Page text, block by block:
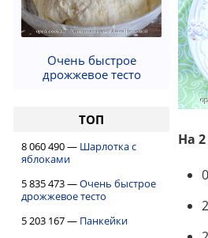
Очень быстрое
дрожжевое тесто
ТОП
8 060 490 — Шарлотка с
яблоками
5 835 473 —Очень быстрое
дрожжевое тесто
5 203 167 — Панкейки
На